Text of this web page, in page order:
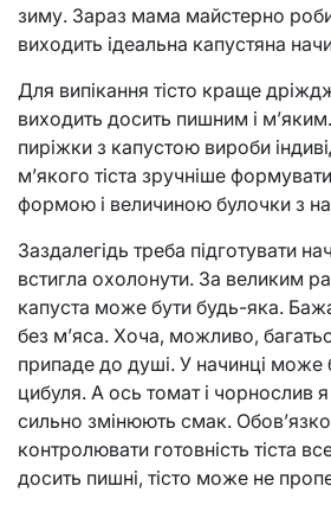
зиму. Зараз мама майстерно
виходить ідеальна капустяна
Для випікання тісто краще
виходить досить пишним і
пиріжки з капустою вироби
м’якого тіста зручніше
формою і величиною булочки з
Заздалегідь треба підготувати
встигла охолонути. За великим
капуста може бути будь-яка.
без м’яса. Хоча, можливо,
припаде до душі. У начинці може
цибуля. А ось томат і чорнослив
сильно змінюють смак.
контролювати готовність тіста
досить пишні, тісто може не